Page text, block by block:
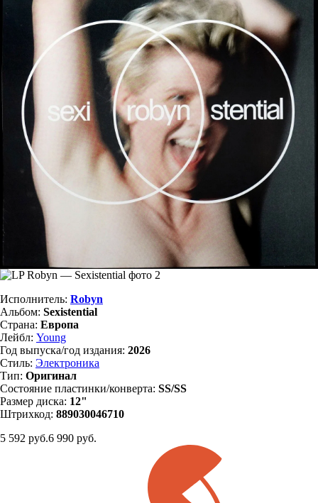
Исполнитель: Robyn
Альбом: Sexistential
Страна: Европа
Лейбл: Young
Год выпуска/год издания: 2026
Стиль: Электроника
Тип: Оригинал
Состояние пластинки/конверта: SS/SS
Размер диска: 12"
Штрихкод: 889030046710
5 592 руб.6 990 руб.